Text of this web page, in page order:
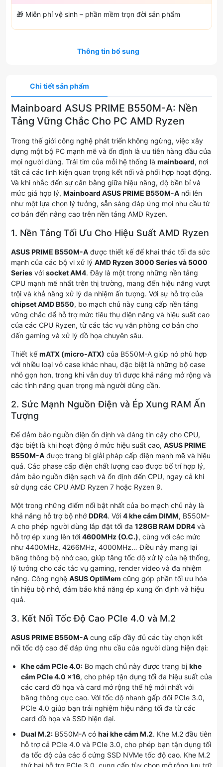
🎁 Miễn phí vệ sinh – phần mềm trọn đời sản phẩm
Thông tin bổ sung
Chi tiết sản phẩm
Mainboard ASUS PRIME B550M-A: Nền
Tảng Vững Chắc Cho PC AMD Ryzen
Trong thế giới công nghệ phát triển không ngừng, việc xây
dựng một bộ PC mạnh mẽ và ổn định là ưu tiên hàng đầu của
mọi người dùng. Trái tim của mỗi hệ thống là mainboard, nơi
tất cả các linh kiện quan trọng kết nối và phối hợp hoạt động.
Và khi nhắc đến sự cân bằng giữa hiệu năng, độ bền bỉ và
mức giá hợp lý, Mainboard ASUS PRIME B550M-A nổi lên
như một lựa chọn lý tưởng, sẵn sàng đáp ứng mọi nhu cầu từ
cơ bản đến nâng cao trên nền tảng AMD Ryzen.
1. Nền Tảng Tối Ưu Cho Hiệu Suất AMD Ryzen
ASUS PRIME B550M-A được thiết kế để khai thác tối đa sức
mạnh của các bộ vi xử lý AMD Ryzen 3000 Series và 5000
Series với socket AM4. Đây là một trong những nền tảng
CPU mạnh mẽ nhất trên thị trường, mang đến hiệu năng vượt
trội và khả năng xử lý đa nhiệm ấn tượng. Với sự hỗ trợ của
chipset AMD B550, bo mạch chủ này cung cấp nền tảng
vững chắc để hỗ trợ mức tiêu thụ điện năng và hiệu suất cao
của các CPU Ryzen, từ các tác vụ văn phòng cơ bản cho
đến gaming và xử lý đồ họa chuyên sâu.
Thiết kếmATX (micro-ATX) của B550M-A giúp nó phù hợp
với nhiều loại vỏ case khác nhau, đặc biệt là những bộ case
nhỏ gọn hơn, trong khi vẫn duy trì được khả năng mở rộng và
các tính năng quan trọng mà người dùng cần.
2. Sức Mạnh Nguồn Điện và Ép Xung RAM Ấn
Tượng
Để đảm bảo nguồn điện ổn định và đáng tin cậy cho CPU,
đặc biệt là khi hoạt động ở mức hiệu suất cao, ASUS PRIME
B550M-A được trang bị giải pháp cấp điện mạnh mẽ và hiệu
quả. Các phase cấp điện chất lượng cao được bố trí hợp lý,
đảm bảo nguồn điện sạch và ổn định đến CPU, ngay cả khi
sử dụng các CPU AMD Ryzen 7 hoặc Ryzen 9.
Một trong những điểm nổi bật nhất của bo mạch chủ này là
khả năng hỗ trợ bộ nhớDDR4. Với 4 khe cắm DIMM, B550M-
A cho phép người dùng lắp đặt tối đa 128GB RAM DDR4 và
hỗ trợ ép xung lên tới 4600MHz (O.C.), cùng với các mức
như 4400MHz, 4266MHz, 4000MHz… Điều này mang lại
băng thông bộ nhớ cao, giúp tăng tốc độ xử lý của hệ thống,
lý tưởng cho các tác vụ gaming, render video và đa nhiệm
nặng. Công nghệ ASUS OptiMem cũng góp phần tối ưu hóa
tín hiệu bộ nhớ, đảm bảo khả năng ép xung ổn định và hiệu
quả.
3. Kết Nối Tốc Độ Cao PCIe 4.0 và M.2
ASUS PRIME B550M-A cung cấp đầy đủ các tùy chọn kết
nối tốc độ cao để đáp ứng nhu cầu của người dùng hiện đại:
Khe cắm PCIe 4.0: Bo mạch chủ này được trang bị khe
cắm PCIe 4.0 x16, cho phép tận dụng tối đa hiệu suất của
các card đồ họa và card mở rộng thế hệ mới nhất với
băng thông cực cao. Với tốc độ nhanh gấp đôi PCIe 3.0,
PCIe 4.0 giúp bạn trải nghiệm hiệu năng tối đa từ các
card đồ họa và SSD hiện đại.
Dual M.2: B550M-A có hai khe cắm M.2. Khe M.2 đầu tiên
hỗ trợ cả PCIe 4.0 và PCIe 3.0, cho phép bạn tận dụng tối
đa tốc độ của các ổ cứng SSD NVMe tốc độ cao. Khe M.2
thứ hai hỗ trợ PCIe 3.0, cung cấp tùy chọn mở rộng lưu trữ